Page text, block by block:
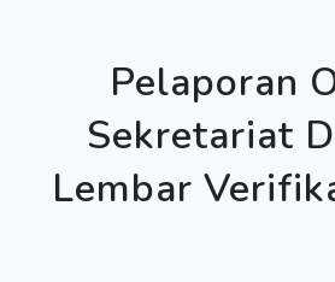
Pelaporan
Sekretariat
Lembar